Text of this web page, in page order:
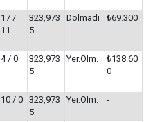
17 /
11
323,973
5
Dolmadı ₺69.300
4 / 0
323,973
5
Yer.Olm.
₺138.60
0
10 / 0 323,973
5
Yer.Olm. -